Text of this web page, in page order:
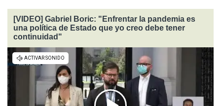
[VIDEO] Gabriel Boric: "Enfrentar la pandemia es
una política de Estado que yo creo debe tener
continuidad"